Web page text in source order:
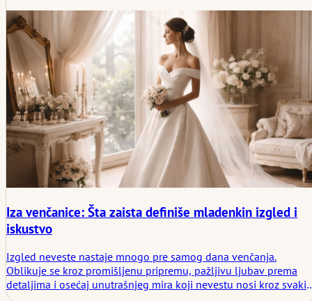
Iza venčanice: Šta zaista definiše mladenkin izgled i
iskustvo
Izgled neveste nastaje mnogo pre samog dana venčanja.
Oblikuje se kroz promišljenu pripremu, pažljivu ljubav prema
detaljima i osećaj unutrašnjeg mira koji nevestu nosi kroz svaki